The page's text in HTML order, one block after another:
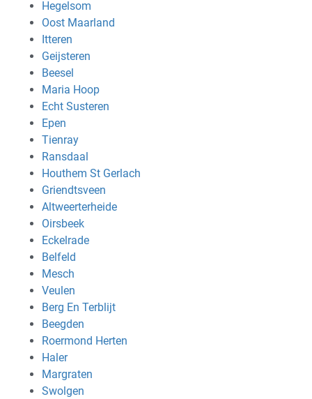
Hegelsom
Oost Maarland
Itteren
Geijsteren
Beesel
Maria Hoop
Echt Susteren
Epen
Tienray
Ransdaal
Houthem St Gerlach
Griendtsveen
Altweerterheide
Oirsbeek
Eckelrade
Belfeld
Mesch
Veulen
Berg En Terblijt
Beegden
Roermond Herten
Haler
Margraten
Swolgen